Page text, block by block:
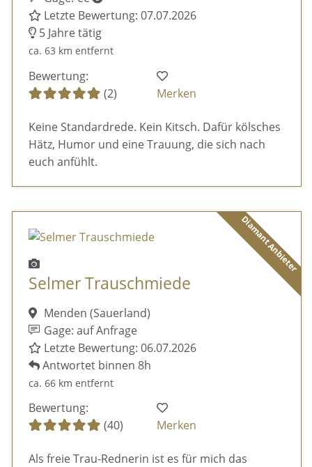
Letzte Bewertung: 07.07.2026
5 Jahre tätig
ca. 63 km entfernt
Bewertung:
(2)
Merken
Keine Standardrede. Kein Kitsch. Dafür kölsches
Hätz, Humor und eine Trauung, die sich nach
euch anfühlt.
Diamant Anbieter
Selmer Trauschmiede
Menden (Sauerland)
Gage: auf Anfrage
Letzte Bewertung: 06.07.2026
Antwortet binnen 8h
ca. 66 km entfernt
Bewertung:
(40)
Merken
Als freie Trau-Rednerin ist es für mich das